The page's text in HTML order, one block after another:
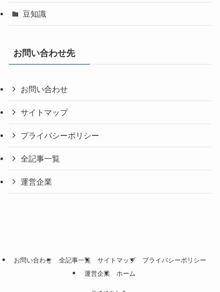
豆知識
お問い合わせ先
お問い合わせ
サイトマップ
プライバシーポリシー
全記事一覧
運営企業
お問い合わせ 全記事一覧 サイトマップ
プライバシーポリシー
運営企業
ホーム